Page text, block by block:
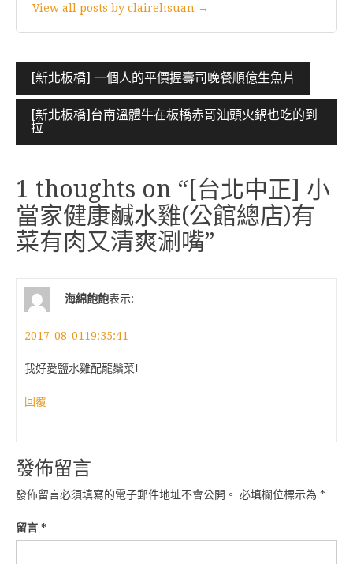
View all posts by clairehsuan →
文
章
導
覽
[新北板橋] 一個人的平價握壽司晚餐順億生魚片
[新北板橋]台南溫體牛在板橋赤哥汕頭火鍋也吃的到
拉
1 thoughts on “ [台北中正] 小
當家健康鹹水雞(公館總店)有
菜有肉又清爽涮嘴”
海綿飽飽表示:
2017-08-0119:35:41
我好愛鹽水雞配龍鬚菜!
回覆
發佈留言
發佈留言必須填寫的電子郵件地址不會公開。 必填欄位標示為 *
留言 *